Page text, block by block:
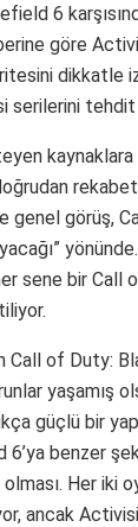
6
göre
dikkatle
serilerini
genel görüş,
sene bir Call
Call of Duty:
yaşamış
güçlü bir
6’ya benzer
Her iki
ancak